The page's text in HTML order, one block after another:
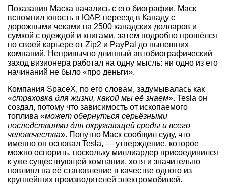
Показания Маска начались с его биографии. Маск
вспомнил юность в ЮАР, переезд в Канаду с
дорожными чеками на 2500 канадских долларов и
сумкой с одеждой и книгами, затем подробно прошёлся
по своей карьере от Zip2 и PayPal до нынешних
компаний. Непривычно длинный автобиографический
заход визионера работал на одну мысль: ни одно из его
начинаний не было «про деньги».
Компания SpaceX, по его словам, задумывалась как
«страховка для жизни, какой мы её знаем». Tesla он
создал, потому что зависимость от ископаемого
топлива «может обернуться серьёзными
последствиями для окружающей среды и всего
человечества». Попутно Маск сообщил суду, что
именно он основал Tesla, — утверждение, которое
можно оспорить, поскольку миллиардер присоединился
к уже существующей компании, хотя и значительно
повлиял на её становление в качестве одного из
крупнейших производителей электромобилей.